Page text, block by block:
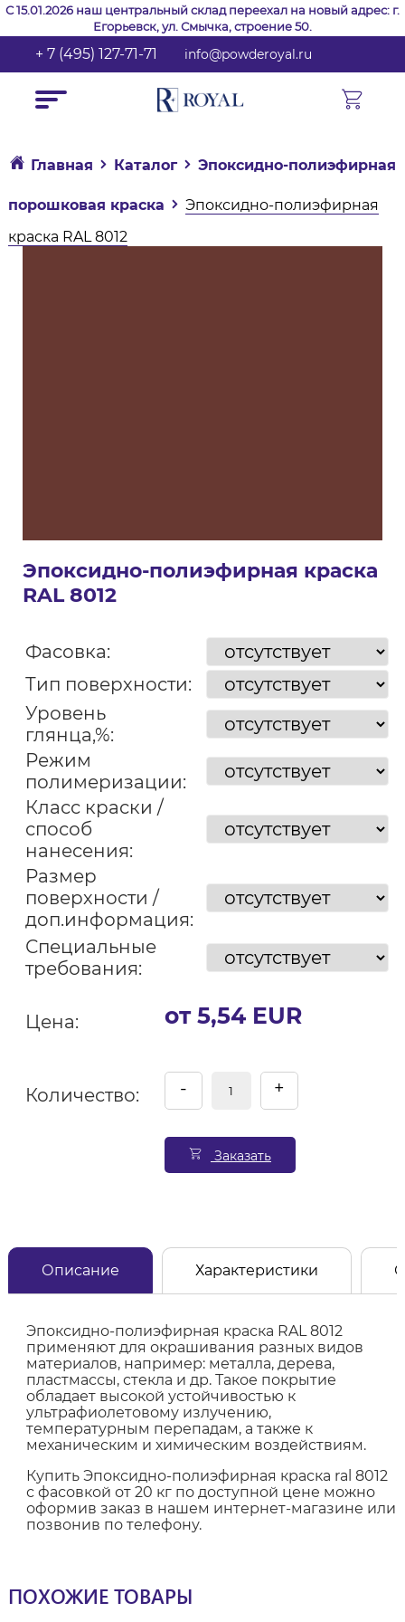
С 15.01.2026 наш центральный склад переехал на новый адрес: г.
Егорьевск, ул. Смычка, строение 50.
+ 7 (495) 127-71-71 info@powderoyal.ru
Главная Каталог Эпоксидно-полиэфирная
порошковая краска
Эпоксидно-полиэфирная
краска RAL 8012
Эпоксидно-полиэфирная краска
RAL 8012
Фасовка:
Тип поверхности:
Уровень
глянца,%:
Режим
полимеризации:
Класс краски /
способ
нанесения:
Размер
поверхности /
доп.информация:
Специальные
требования:
Цена: от 5,54 EUR
Количество: - +
Заказать
Описание Характеристики
Эпоксидно-полиэфирная краска RAL 8012
применяют для окрашивания разных видов
материалов, например: металла, дерева,
пластмассы, стекла и др. Такое покрытие
обладает высокой устойчивостью к
ультрафиолетовому излучению,
температурным перепадам, а также к
механическим и химическим воздействиям.
Купить Эпоксидно-полиэфирная краска ral 8012
с фасовкой от 20 кг по доступной цене можно
оформив заказ в нашем интернет-магазине или
позвонив по телефону.
ПОХОЖИЕ ТОВАРЫ